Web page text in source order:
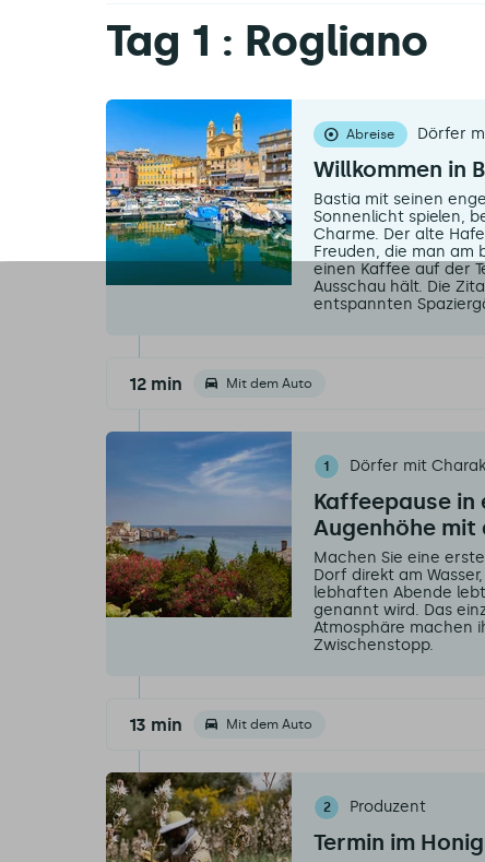
Tag 1 : Rogliano
Abreise Dörfer
Willkommen in
Bastia mit seinen
Sonnenlicht spielen,
Charme. Der alte
Freuden, die man am
einen Kaffee auf der
Ausschau hält. Die
entspannten
12 min Mit dem Auto
1 Dörfer mit
Kaffeepause
Augenhöhe mit
Machen Sie eine
Dorf direkt am
lebhaften Abende
genannt wird. Das
Atmosphäre machen
Zwischenstopp.
13 min Mit dem Auto
2 Produzent
Termin im